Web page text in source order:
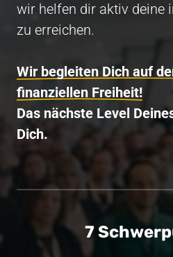
wir helfen dir aktiv deine
zu erreichen.
Wir begleiten Dich auf
finanziellen Freiheit!
Das nächste Level
Dich.
7